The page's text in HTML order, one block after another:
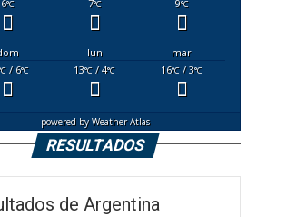
6°C 7°C 9°C
lun
mar
/ 6°C 13°C / 4°C 16°C / 3°C
powered byWeather Atlas
RESULTADOS
de Argentina